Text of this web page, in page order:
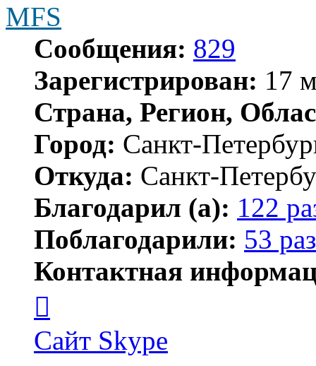
MFS
Сообщения: 829
Зарегистрирован: 17
Страна, Регион,
Город: Санкт-
Откуда: Санкт-
Благодарил (а): 122
Поблагодарили: 53
Контактная
пользователя
MFS
Сайт Skype